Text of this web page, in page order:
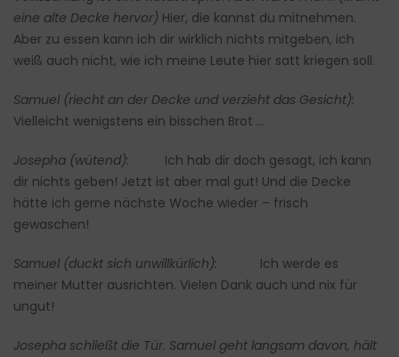
eine alte Decke hervor) Hier, die kannst du mitnehmen.
Aber zu essen kann ich dir wirklich nichts mitgeben, ich
weiß auch nicht, wie ich meine Leute hier satt kriegen soll.
Samuel (riecht an der Decke und verzieht das Gesicht):
Vielleicht wenigstens ein bisschen Brot …
Josepha (wütend): Ich hab dir doch gesagt, ich kann
dir nichts geben! Jetzt ist aber mal gut! Und die Decke
hätte ich gerne nächste Woche wieder – frisch
gewaschen!
Samuel (duckt sich unwillkürlich): Ich werde es
meiner Mutter ausrichten. Vielen Dank auch und nix für
ungut!
Josepha schließt die Tür. Samuel geht langsam davon, hält